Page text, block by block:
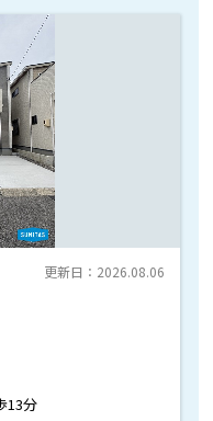
更新日：2026.08.06
13分